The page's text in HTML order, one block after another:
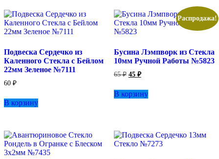
Подвеска Сердечко из
Каленного Стекла с Бейлом
22мм Зеленое №7111
60 ₽
В корзину
Распродажа!
Бусина Лэмпворк из Стекла
10мм Ручной Работы №5823
65₽ Первоначальная
65 ₽.
45 ₽Текущая
45 ₽.
В корзину